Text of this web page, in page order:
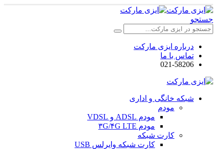
جستجو
درباره ایزی مارکت
تماس با ما
021-58206
شبکه خانگی و اداری
مودم
مودم ADSL و VDSL
مودم ۳G/۴G LTE
کارت شبکه
کارت شبکه وایرلس USB